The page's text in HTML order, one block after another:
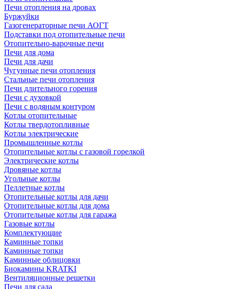
Печи отопления на дровах
Буржуйки
Газогенераторные печи АОГТ
Подставки под отопительные печи
Отопительно-варочные печи
Печи для дома
Печи для дачи
Чугунные печи отопления
Стальные печи отопления
Печи длительного горения
Печи с духовкой
Печи с водяным контуром
Котлы отопительные
Котлы твердотопливные
Котлы электрические
Промышленные котлы
Отопительные котлы с газовой горелкой
Электрические котлы
Дровяные котлы
Угольные котлы
Пеллетные котлы
Отопительные котлы для дачи
Отопительные котлы для дома
Отопительные котлы для гаража
Газовые котлы
Комплектующие
Каминные топки
Каминные топки
Каминные облицовки
Биокамины KRATKI
Вентиляционные решетки
Печи для сада